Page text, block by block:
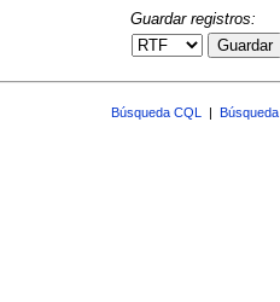
Guardar registros:
Guardar
Búsqueda CQL